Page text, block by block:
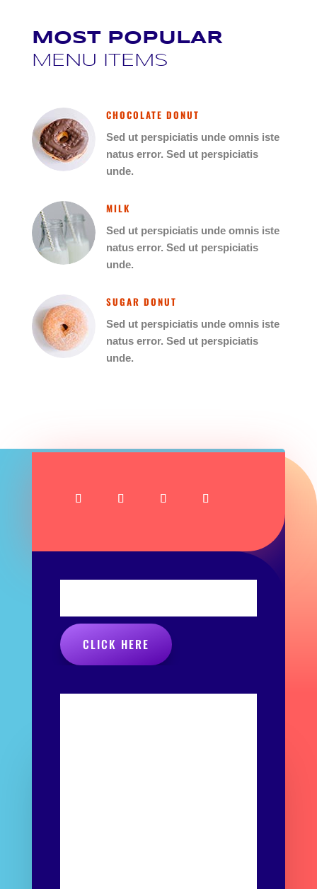
MOST POPULAR
MENU ITEMS
CHOCOLATE DONUT
Sed ut perspiciatis unde omnis iste
natus error. Sed ut perspiciatis
unde.
MILK
Sed ut perspiciatis unde omnis iste
natus error. Sed ut perspiciatis
unde.
SUGAR DONUT
Sed ut perspiciatis unde omnis iste
natus error. Sed ut perspiciatis
unde.
CLICK HERE